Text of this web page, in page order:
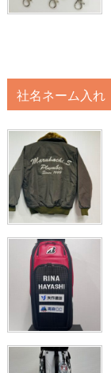
社名ネーム入れ